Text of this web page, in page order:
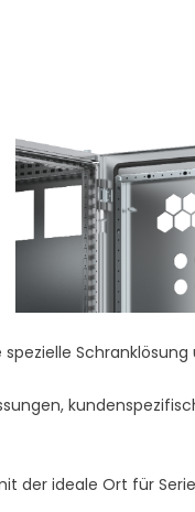
Schranklösung
ideale Ort für